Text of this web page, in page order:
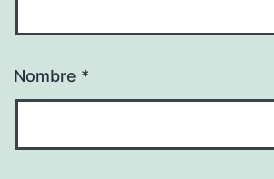
Nombre *